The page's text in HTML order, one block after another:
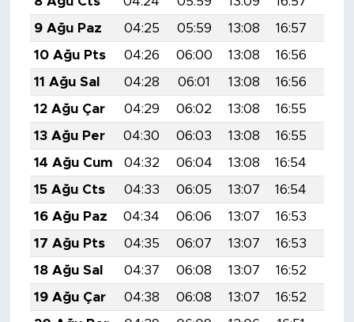
9 Ağu Paz
04:25 05:59 13:08 16:57
10 Ağu Pts
04:26 06:00 13:08 16:56
11 Ağu Sal
04:28 06:01 13:08 16:56
12 Ağu Çar
04:29 06:02 13:08 16:55
13 Ağu Per
04:30 06:03 13:08 16:55
14 Ağu Cum
04:32 06:04 13:08 16:54
15 Ağu Cts
04:33 06:05 13:07 16:54
16 Ağu Paz
04:34 06:06 13:07 16:53
17 Ağu Pts
04:35 06:07 13:07 16:53
18 Ağu Sal
04:37 06:08 13:07 16:52
19 Ağu Çar
04:38 06:08 13:07 16:52